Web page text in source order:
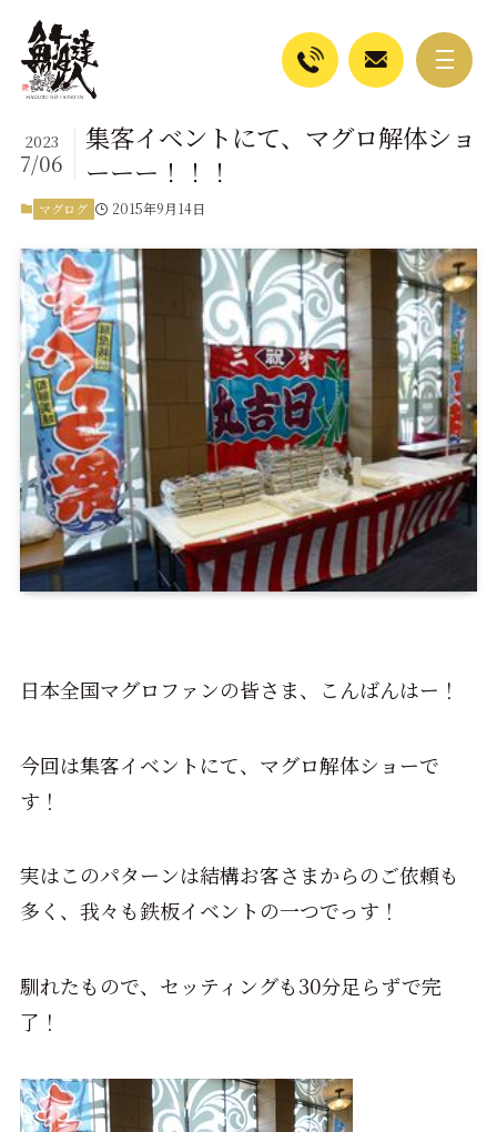
集客イベントにて、マグロ解体ショ
ーーー！！！
2023
7/06
マグログ 2015年9月14日
日本全国マグロファンの皆さま、こんばんはー！
今回は集客イベントにて、マグロ解体ショーで
す！
実はこのパターンは結構お客さまからのご依頼も
多く、我々も鉄板イベントの一つでっす！
馴れたもので、セッティングも30分足らずで完
了！